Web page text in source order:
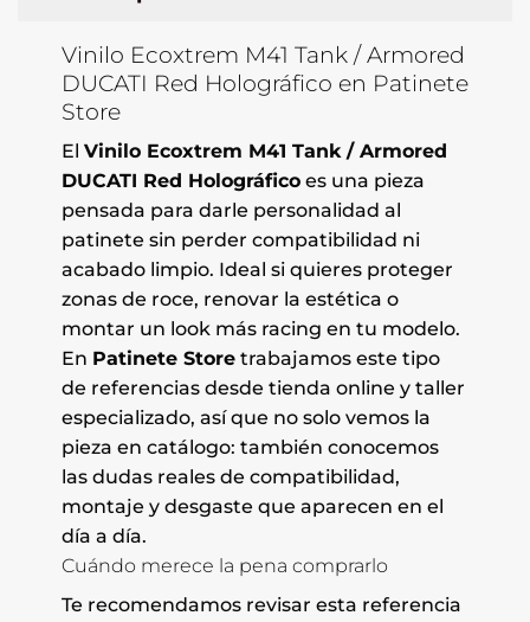
Vinilo Ecoxtrem M41 Tank / Armored
DUCATI Red Holográfico en Patinete
Store
El Vinilo Ecoxtrem M41 Tank / Armored
DUCATI Red Holográficoes una pieza
pensada para darle personalidad al
patinete sin perder compatibilidad ni
acabado limpio. Ideal si quieres proteger
zonas de roce, renovar la estética o
montar un look más racing en tu modelo.
En Patinete Storetrabajamos este tipo
de referencias desde tienda online y taller
especializado, así que no solo vemos la
pieza en catálogo: también conocemos
las dudas reales de compatibilidad,
montaje y desgaste que aparecen en el
día a día.
Cuándo merece la pena comprarlo
Te recomendamos revisar esta referencia